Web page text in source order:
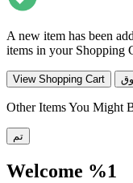
A new item has been
items in your Shopping
View Shopping Cart
Other Items You Might
تم
Welcome %1